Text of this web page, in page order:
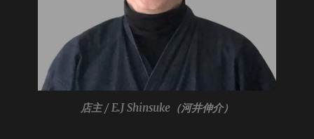
店主 / E.J Shinsuke （河井伸介）